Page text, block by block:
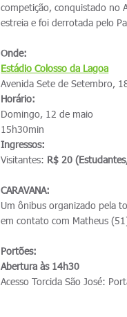
competição, conquistado no
estreia e foi derrotada pelo
Onde:
Estádio Colosso da Lagoa
Avenida Sete de Setembro,
Horário:
Domingo, 12 de maio
15h30min
Ingressos:
Visitantes: R$ 20
CARAVANA:
Um ônibus organizado pela
em contato com Matheus
Portões:
Abertura às 14h30
Acesso Torcida São José: